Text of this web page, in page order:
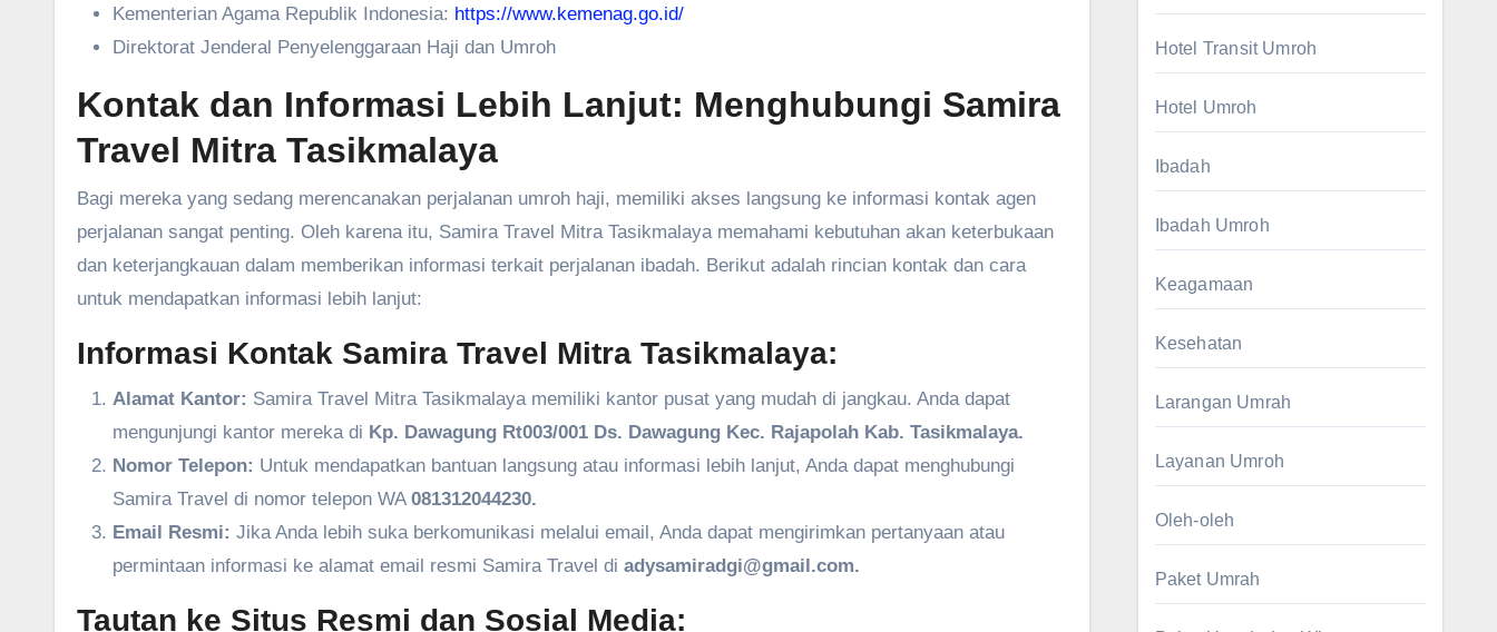
Kementerian Agama Republik Indonesia: https://www.kemenag.go.id/
Direktorat Jenderal Penyelenggaraan Haji dan Umroh
Kontak dan Informasi Lebih Lanjut: Menghubungi Samira
Travel Mitra Tasikmalaya
Bagi mereka yang sedang merencanakan perjalanan umroh haji, memiliki akses langsung ke informasi kontak agen
perjalanan sangat penting. Oleh karena itu, Samira Travel Mitra Tasikmalaya memahami kebutuhan akan keterbukaan
dan keterjangkauan dalam memberikan informasi terkait perjalanan ibadah. Berikut adalah rincian kontak dan cara
untuk mendapatkan informasi lebih lanjut:
Informasi Kontak Samira Travel Mitra Tasikmalaya:
Alamat Kantor: Samira Travel Mitra Tasikmalaya memiliki kantor pusat yang mudah di jangkau. Anda dapat
mengunjungi kantor mereka di Kp. Dawagung Rt003/001 Ds. Dawagung Kec. Rajapolah Kab. Tasikmalaya.
Nomor Telepon: Untuk mendapatkan bantuan langsung atau informasi lebih lanjut, Anda dapat menghubungi
Samira Travel di nomor telepon WA 081312044230.
Email Resmi: Jika Anda lebih suka berkomunikasi melalui email, Anda dapat mengirimkan pertanyaan atau
permintaan informasi ke alamat email resmi Samira Travel di adysamiradgi@gmail.com.
Tautan ke Situs Resmi dan Sosial Media:
Hotel Transit Umroh
Hotel Umroh
Ibadah
Ibadah Umroh
Keagamaan
Kesehatan
Larangan Umrah
Layanan Umroh
Oleh-oleh
Paket Umrah